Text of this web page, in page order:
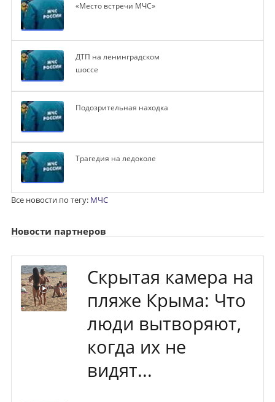
«Место встречи МЧС»
ДТП на ленинградском
шоссе
Подозрительная находка
Трагедия на ледоколе
Все новости по тегу: МЧС
Новости партнеров
Скрытая камера на
пляже Крыма: Что
люди вытворяют,
когда их не
видят...